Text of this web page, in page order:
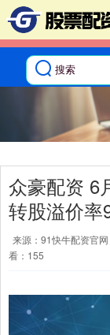
众豪配资 6
转股溢价率
来源：91快牛配资官网
看：155